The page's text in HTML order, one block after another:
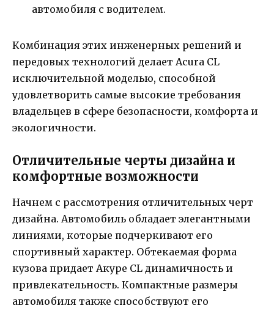
автомобиля с водителем.
Комбинация этих инженерных решений и
передовых технологий делает Acura CL
исключительной моделью, способной
удовлетворить самые высокие требования
владельцев в сфере безопасности, комфорта и
экологичности.
Отличительные черты дизайна и
комфортные возможности
Начнем с рассмотрения отличительных черт
дизайна. Автомобиль обладает элегантными
линиями, которые подчеркивают его
спортивный характер. Обтекаемая форма
кузова придает Акуре CL динамичность и
привлекательность. Компактные размеры
автомобиля также способствуют его